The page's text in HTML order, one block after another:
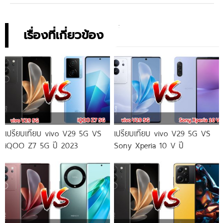
เรื่องที่เกี่ยวข้อง
เปรียบเทียบ vivo V29 5G VS
iQOO Z7 5G ปี 2023
เปรียบเทียบ vivo V29 5G VS
Sony Xperia 10 V ปี